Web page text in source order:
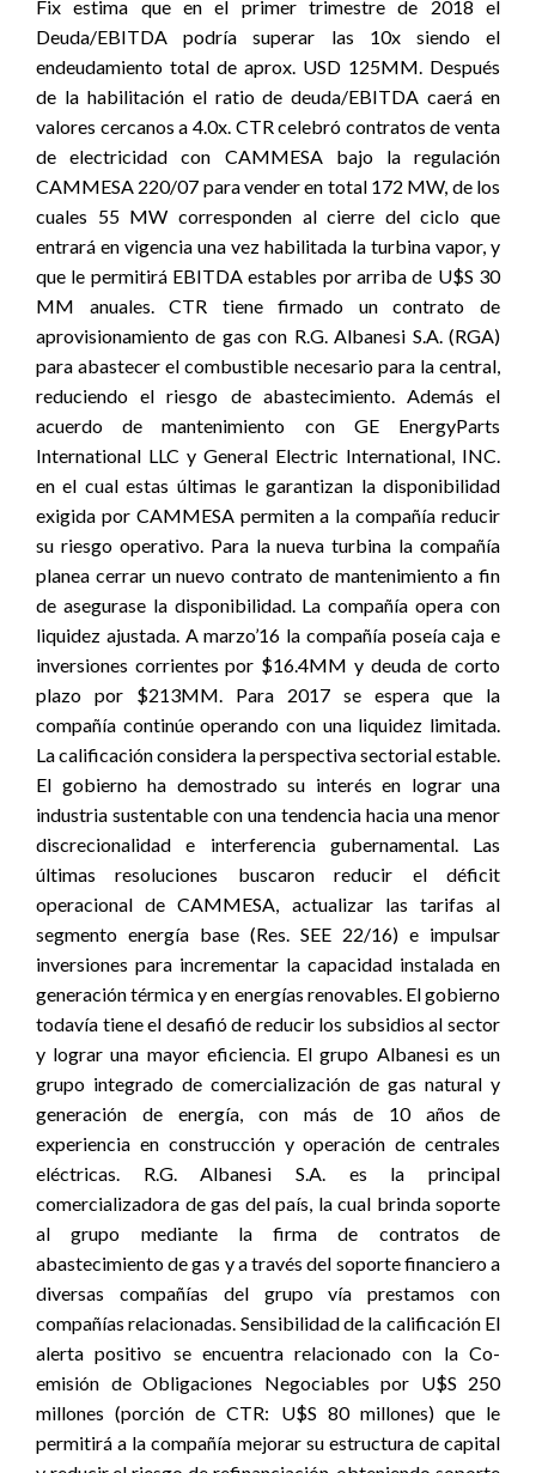
Fix estima que en el primer trimestre de 2018 el
Deuda/EBITDA podría superar las 10x siendo el
endeudamiento total de aprox. USD 125MM. Después
de la habilitación el ratio de deuda/EBITDA caerá en
valores cercanos a 4.0x. CTR celebró contratos de venta
de electricidad con CAMMESA bajo la regulación
CAMMESA 220/07 para vender en total 172 MW, de los
cuales 55 MW corresponden al cierre del ciclo que
entrará en vigencia una vez habilitada la turbina vapor, y
que le permitirá EBITDA estables por arriba de U$S 30
MM anuales. CTR tiene firmado un contrato de
aprovisionamiento de gas con R.G. Albanesi S.A. (RGA)
para abastecer el combustible necesario para la central,
reduciendo el riesgo de abastecimiento. Además el
acuerdo de mantenimiento con GE EnergyParts
International LLC y General Electric International, INC.
en el cual estas últimas le garantizan la disponibilidad
exigida por CAMMESA permiten a la compañía reducir
su riesgo operativo. Para la nueva turbina la compañía
planea cerrar un nuevo contrato de mantenimiento a fin
de asegurase la disponibilidad. La compañía opera con
liquidez ajustada. A marzo’16 la compañía poseía caja e
inversiones corrientes por $16.4MM y deuda de corto
plazo por $213MM. Para 2017 se espera que la
compañía continúe operando con una liquidez limitada.
La calificación considera la perspectiva sectorial estable.
El gobierno ha demostrado su interés en lograr una
industria sustentable con una tendencia hacia una menor
discrecionalidad e interferencia gubernamental. Las
últimas resoluciones buscaron reducir el déficit
operacional de CAMMESA, actualizar las tarifas al
segmento energía base (Res. SEE 22/16) e impulsar
inversiones para incrementar la capacidad instalada en
generación térmica y en energías renovables. El gobierno
todavía tiene el desafió de reducir los subsidios al sector
y lograr una mayor eficiencia. El grupo Albanesi es un
grupo integrado de comercialización de gas natural y
generación de energía, con más de 10 años de
experiencia en construcción y operación de centrales
eléctricas. R.G. Albanesi S.A. es la principal
comercializadora de gas del país, la cual brinda soporte
al grupo mediante la firma de contratos de
abastecimiento de gas y a través del soporte financiero a
diversas compañías del grupo vía prestamos con
compañías relacionadas. Sensibilidad de la calificación El
alerta positivo se encuentra relacionado con la Co-
emisión de Obligaciones Negociables por U$S 250
millones (porción de CTR: U$S 80 millones) que le
permitirá a la compañía mejorar su estructura de capital